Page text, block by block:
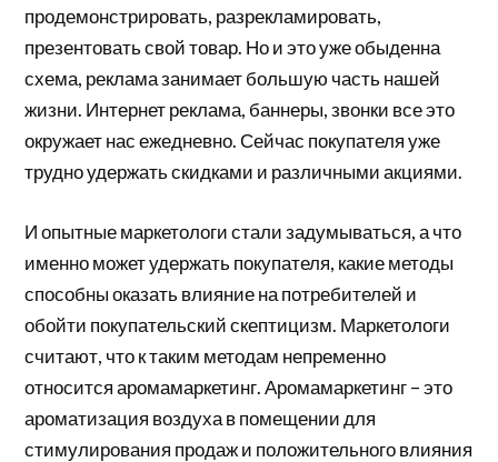
продемонстрировать, разрекламировать,
презентовать свой товар. Но и это уже обыденна
схема, реклама занимает большую часть нашей
жизни. Интернет реклама, баннеры, звонки все это
окружает нас ежедневно. Сейчас покупателя уже
трудно удержать скидками и различными акциями.
И опытные маркетологи стали задумываться, а что
именно может удержать покупателя, какие методы
способны оказать влияние на потребителей и
обойти покупательский скептицизм. Маркетологи
считают, что к таким методам непременно
относится аромамаркетинг. Аромамаркетинг – это
ароматизация воздуха в помещении для
стимулирования продаж и положительного влияния